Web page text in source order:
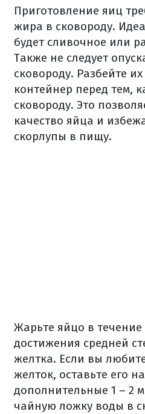
Приготовление яиц
жира в сковороду.
будет сливочное или
Также не следует
сковороду. Разбейте
контейнер перед тем,
сковороду. Это
качество яйца и
скорлупы в пищу.
Жарьте яйцо в течение
достижения средней
желтка. Если вы
желток, оставьте его
дополнительные 1 – 2
чайную ложку воды в